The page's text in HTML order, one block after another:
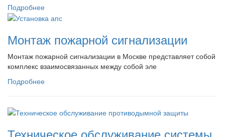
Подробнее
Монтаж пожарной сигнализации
Монтаж пожарной сигнализации в Москве представляет собой
комплекс взаимосвязанных между собой эле
Подробнее